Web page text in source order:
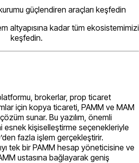
güçlendiren araçları keşfedin
altyapısına kadar tüm ekosistemimizi
keşfedin.
brokerlar, prop ticaret
için kopya ticareti, PAMM ve MAM
sunar. Bu yazılım, önemli
kişiselleştirme seçenekleriyle
fazla işlem gerçekleştirir.
tek bir PAMM hesap yöneticisine ve
ustasına bağlayarak geniş